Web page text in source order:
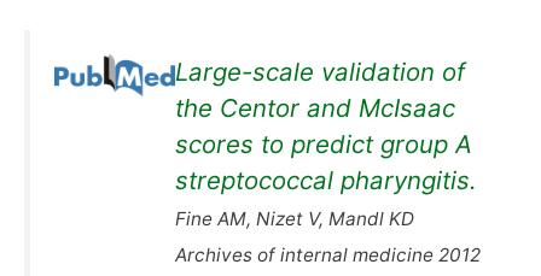
Large-scale validation of
the Centor and McIsaac
scores to predict group A
streptococcal pharyngitis.
Fine AM, Nizet V, Mandl KD
Archives of internal medicine 2012